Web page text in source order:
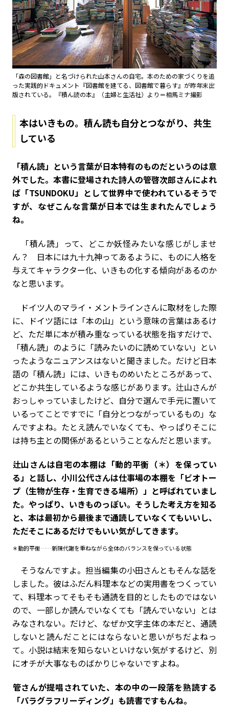
「森の図書館」と名づけられた山本さんの自宅。本のための家づくりを追
った実践的ドキュメント『図書館を建てる、図書館で暮らす』が昨年末出
版されている。『積ん読の本』（主婦と生活社）より＝相馬ミナ撮影
本はいきもの。積ん読も自分とつながり、共生
している
――「積ん読」という言葉が日本特有のものだというのは意
外でした。本書に登場された詩人の管啓次郎さんによれ
ば「TSUNDOKU」として世界中で使われているそうで
すが、なぜこんな言葉が日本では生まれたんでしょう
ね。
「積ん読」って、どこか妖怪みたいな感じがしませ
ん？ 日本には九十九神ってあるように、ものに人格を
与えてキャラクター化、いきもの化する傾向があるのか
なと思います。
ドイツ人のマライ・メントラインさんに取材をした際
に、ドイツ語には「本の山」という意味の言葉はあるけ
ど、ただ単に本が積み重なっている状態を指すだけで、
「積ん読」のように「読みたいのに読めていない」とい
ったようなニュアンスはないと聞きました。だけど日本
語の「積ん読」には、いきものめいたところがあって、
どこか共生しているような感じがあります。辻山さんが
おっしゃっていましたけど、自分で選んで手元に置いて
いるってことですでに「自分とつながっているもの」な
んですよね。たとえ読んでいなくても、やっぱりそこに
は持ち主との関係があるということなんだと思います。
――辻山さんは自宅の本棚は「動的平衡（＊）を保ってい
る」と話し、小川公代さんは仕事場の本棚を「ビオトー
プ（生物が生存・生育できる場所）」と呼ばれていまし
た。やっぱり、いきものっぽい。そうした考え方を知る
と、本は最初から最後まで通読していなくてもいいし、
ただそこにあるだけでもいい気がしてきます。
＊動的平衡……新陳代謝を重ねながら全体のバランスを保っている状態
そうなんですよ。担当編集の小田さんともそんな話を
しました。彼はふだん料理本などの実用書をつくってい
て、料理本ってそもそも通読を目的としたものではない
ので、一部しか読んでいなくても「読んでいない」とは
みなされない。だけど、なぜか文字主体の本だと、通読
しないと読んだことにはならないと思いがちだよねっ
て。小説は結末を知らないといけない気がするけど、別
にオチが大事なものばかりじゃないですよね。
――管さんが提唱されていた、本の中の一段落を熟読する
「パラグラフリーディング」も読書ですもんね。